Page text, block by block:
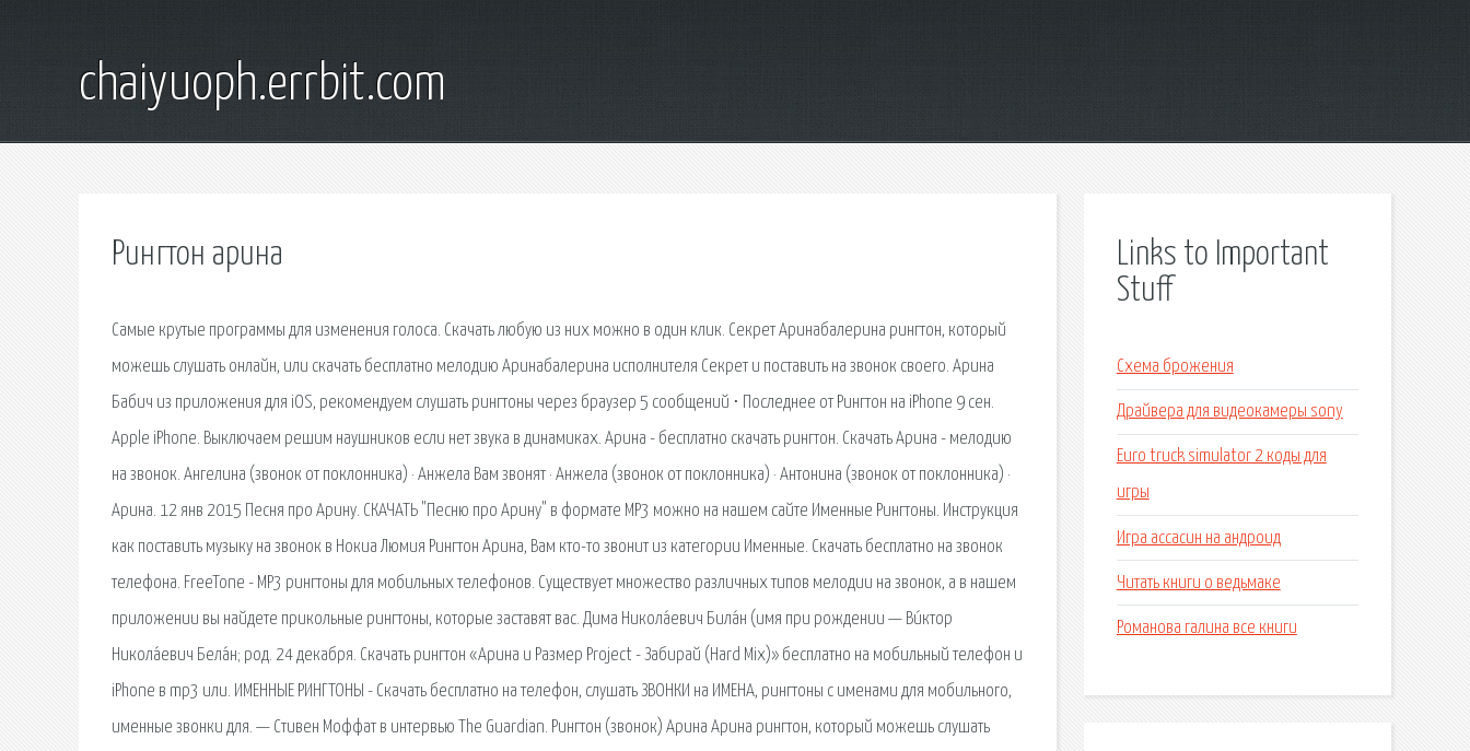
chaiyuoph.errbit.com
Рингтон арина
Самые крутые программы для изменения голоса. Скачать любую из них можно в один клик. Секрет Аринабалерина рингтон, который
можешь слушать онлайн, или скачать бесплатно мелодию Аринабалерина исполнителя Секрет и поставить на звонок своего. Арина
Бабич из приложения для iOS, рекомендуем слушать рингтоны через браузер 5 сообщений ⋅ Последнее от Рингтон на iPhone 9 сен.
Apple iPhone. Выключаем решим наушников если нет звука в динамиках. Арина - бесплатно скачать рингтон. Скачать Арина - мелодию
на звонок. Ангелина (звонок от поклонника) · Анжела Вам звонят · Анжела (звонок от поклонника) · Антонина (звонок от поклонника) ·
Арина. 12 янв 2015 Песня про Арину. СКАЧАТЬ "Песню про Арину" в формате MP3 можно на нашем сайте Именные Рингтоны. Инструкция
как поставить музыку на звонок в Нокиа Люмия Рингтон Арина, Вам кто-то звонит из категории Именные. Скачать бесплатно на звонок
телефона. FreeTone - MP3 рингтоны для мобильных телефонов. Существует множество различных типов мелодии на звонок, а в нашем
приложении вы найдете прикольные рингтоны, которые заставят вас. Дима Никола́евич Била́н (имя при рождении — Ви́ктор
Никола́евич Бела́н; род. 24 декабря. Скачать рингтон «Арина и Размер Project - Забирай (Hard Mix)» бесплатно на мобильный телефон и
iPhone в mp3 или. ИМЕННЫЕ РИНГТОНЫ - Скачать бесплатно на телефон, слушать ЗВОНКИ на ИМЕНА, рингтоны с именами для мобильного,
именные звонки для. — Стивен Моффат в интервью The Guardian. Рингтон (звонок) Арина Арина рингтон, который можешь слушать
Links to Important
Stuff
Схема брожения
Драйвера для видеокамеры sony
Euro truck simulator 2 коды для
игры
Игра ассасин на андроид
Читать книги о ведьмаке
Романова галина все книги